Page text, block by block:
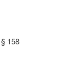
158